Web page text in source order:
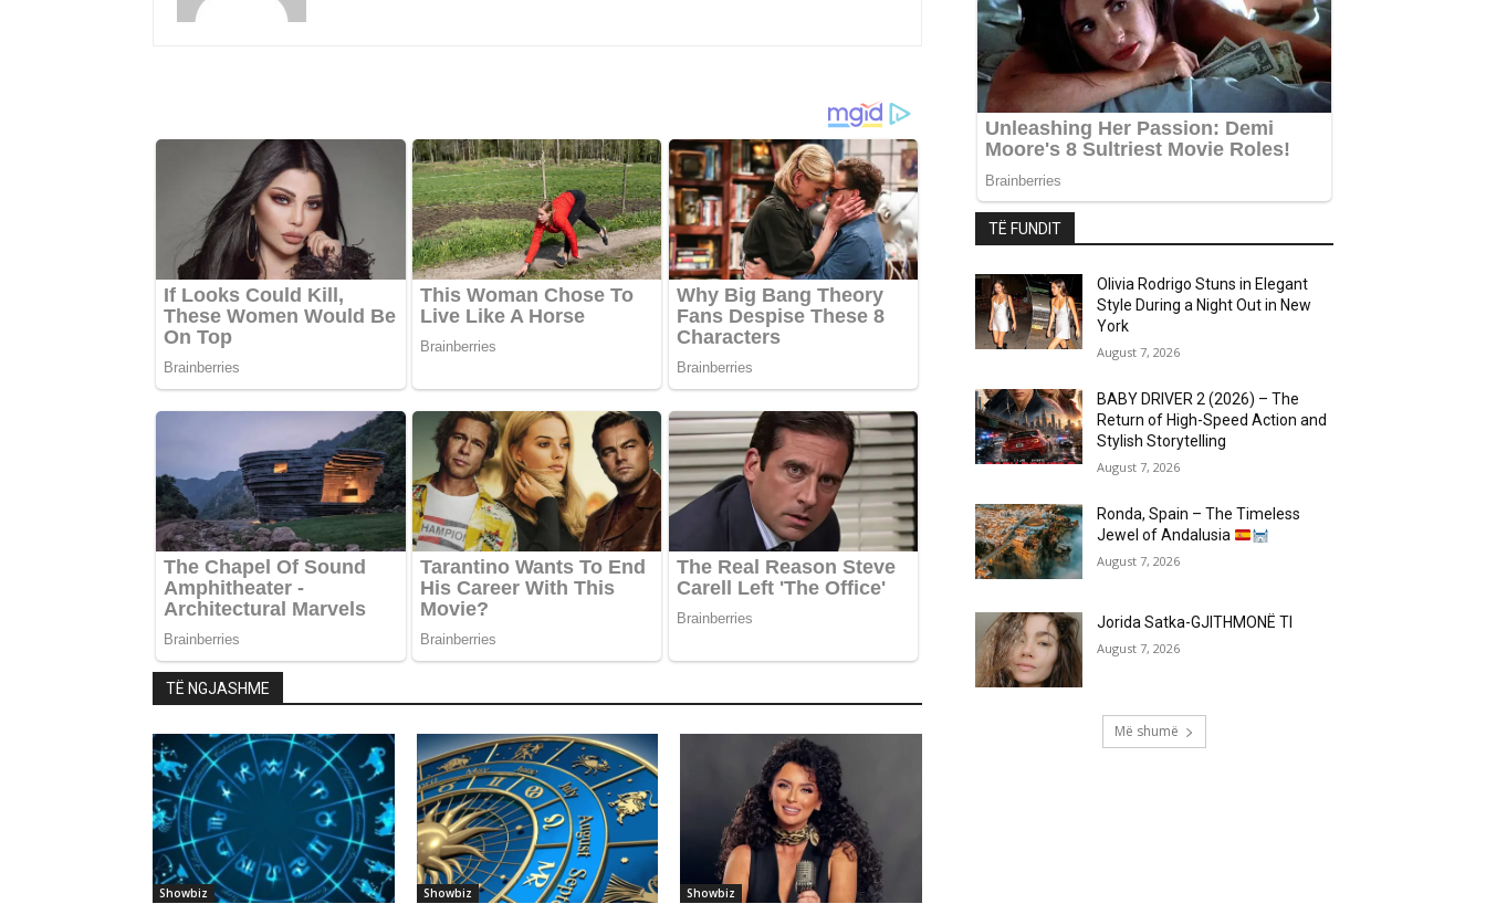
TË NGJASHME
Showbiz Showbiz Showbiz
TË FUNDIT
Olivia Rodrigo Stuns in Elegant
Style During a Night Out in New
York
August 7, 2026
BABY DRIVER 2 (2026) – The
Return of High-Speed Action and
Stylish Storytelling
August 7, 2026
Ronda, Spain – The Timeless
Jewel of Andalusia
August 7, 2026
Jorida Satka-GJITHMONË TI
August 7, 2026
Më shumë